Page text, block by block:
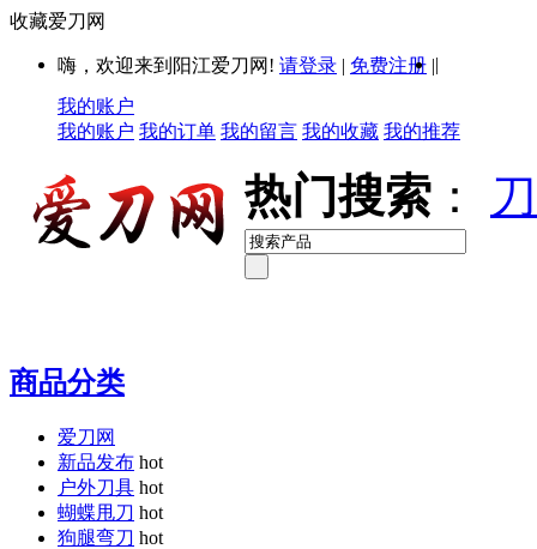
收藏爱刀网
嗨，欢迎来到阳江爱刀网! 请登录 | 免费注册 ||
我的账户
我的账户 我的订单 我的留言 我的收藏 我的推荐
热门搜索 ：
商品分类
爱刀网
新品发布 hot
户外刀具 hot
蝴蝶甩刀 hot
狗腿弯刀 hot